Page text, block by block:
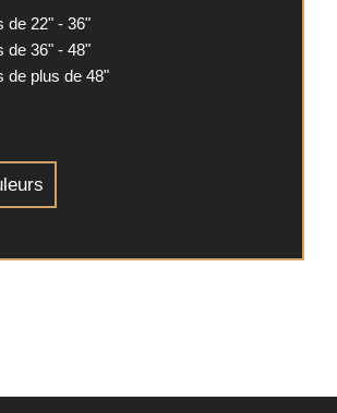
de 22" - 36"
de 36" - 48"
de plus de 48"